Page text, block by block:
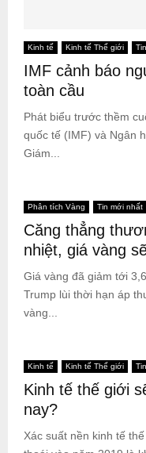
Kinh tế Kinh tế Thế giới
IMF cảnh báo
toàn cầu
Phát biểu trước thềm
quốc tế (IMF) và Ngân
Giám...
Phân tích Vàng Tin mới nhất
Căng thẳng
nhiệt, giá vàng
Giá vàng đã giảm tới
Trump lùi thời hạn áp
vàng...
Kinh tế Kinh tế Thế giới
Kinh tế thế giới
nay?
Xác suất nền kinh tế